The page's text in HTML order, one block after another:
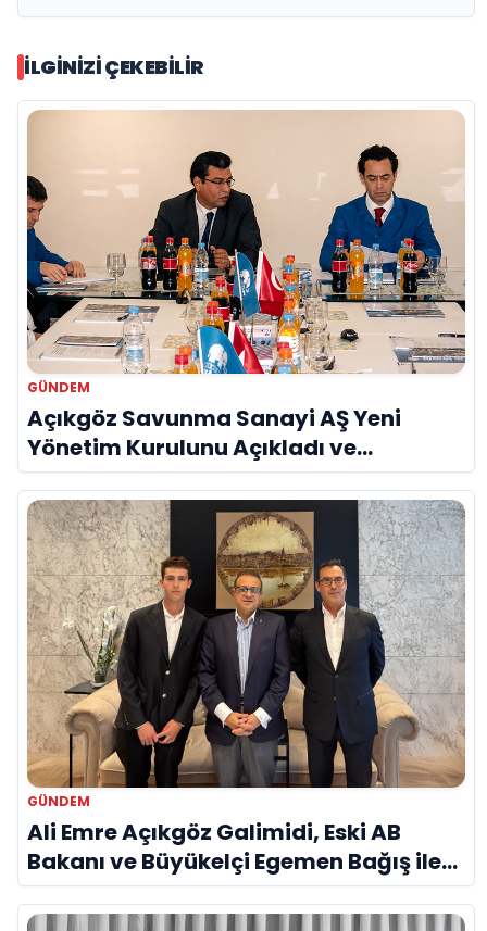
İLGINIZI ÇEKEBILIR
GÜNDEM
Açıkgöz Savunma Sanayi AŞ Yeni
Yönetim Kurulunu Açıkladı ve
Savunma Sanayinde Küresel Vizyon
Vurgusu
GÜNDEM
Ali Emre Açıkgöz Galimidi, Eski AB
Bakanı ve Büyükelçi Egemen Bağış ile
Bir Araya Geldi